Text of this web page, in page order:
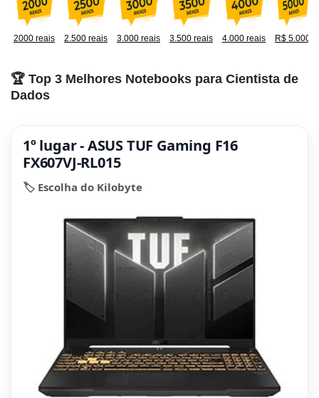
2000 reais 2.500 reais 3.000 reais 3.500 reais 4.000 reais R$ 5.000
🏆 Top 3 Melhores Notebooks para Cientista de
Dados
1º lugar - ASUS TUF Gaming F16
FX607VJ-RL015
🏷️ Escolha do Kilobyte